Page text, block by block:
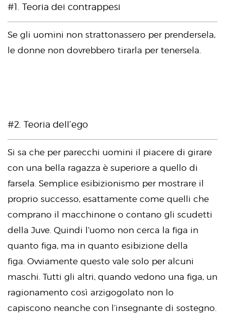
#1. Teoria dei contrappesi
Se gli uomini non strattonassero per prendersela,
le donne non dovrebbero tirarla per tenersela.
#2. Teoria dell’ego
Si sa che per parecchi uomini il piacere di girare
con una bella ragazza è superiore a quello di
farsela. Semplice esibizionismo per mostrare il
proprio successo, esattamente come quelli che
comprano il macchinone o contano gli scudetti
della Juve. Quindi l’uomo non cerca la figa in
quanto figa, ma in quanto esibizione della
figa. Ovviamente questo vale solo per alcuni
maschi. Tutti gli altri, quando vedono una figa, un
ragionamento così arzigogolato non lo
capiscono neanche con l’insegnante di sostegno.